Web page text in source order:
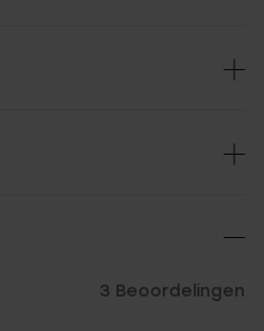
3 Beoordelingen